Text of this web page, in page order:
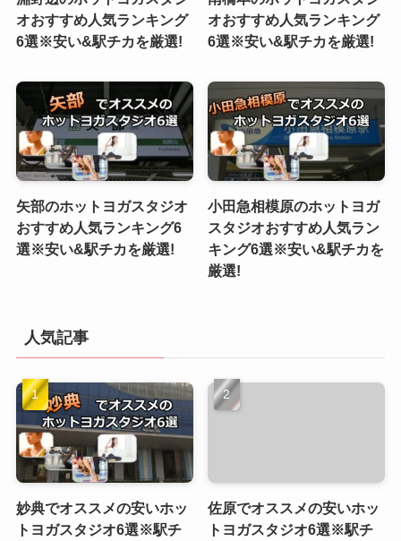
オおすすめ人気ランキング
6選※安い&駅チカを厳選!
オおすすめ人気ランキング
6選※安い&駅チカを厳選!
矢部のホットヨガスタジオ
おすすめ人気ランキング6
選※安い&駅チカを厳選!
小田急相模原のホットヨガ
スタジオおすすめ人気ラン
キング6選※安い&駅チカを
厳選!
人気記事
妙典でオススメの安いホッ
トヨガスタジオ6選※駅チ
佐原でオススメの安いホッ
トヨガスタジオ6選※駅チ